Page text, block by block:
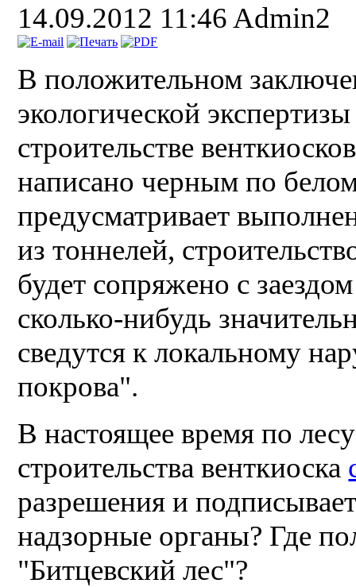
14.09.2012 11:46 Admin2
В положительном
экологической
строительстве
написано черным по
предусматривает
из тоннелей,
будет сопряжено с
сколько-нибудь
сведутся к локальному
покрова".
В настоящее время по
строительства венткиоска
разрешения и
надзорные органы? Где
"Битцевский лес"?